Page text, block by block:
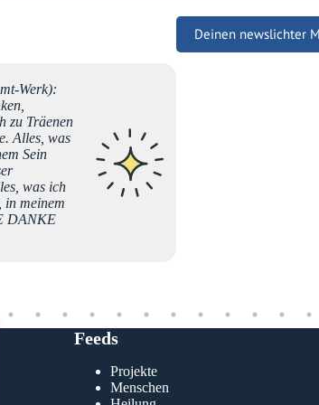
Deinen newslichter
Werk):
zu Träenen
Alles, was
Sein
was ich
in meinem
DANKE
Feeds
Projekte
Menschen